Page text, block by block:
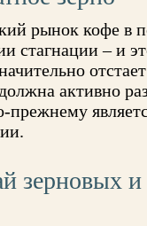
рынок кофе в
стагнации – и
активно
зерновых и